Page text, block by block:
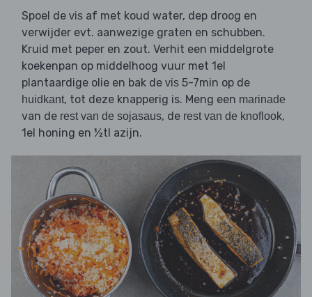
Spoel de vis af met koud water, dep droog en
verwijder evt. aanwezige graten en schubben.
Kruid met peper en zout. Verhit een middelgrote
koekenpan op middelhoog vuur met 1el
plantaardige olie en bak de vis 5-7min op de
huidkant, tot deze knapperig is. Meng een marinade
van de rest van de sojasaus, de rest van de knoflook,
1el honing en ½tl azijn.